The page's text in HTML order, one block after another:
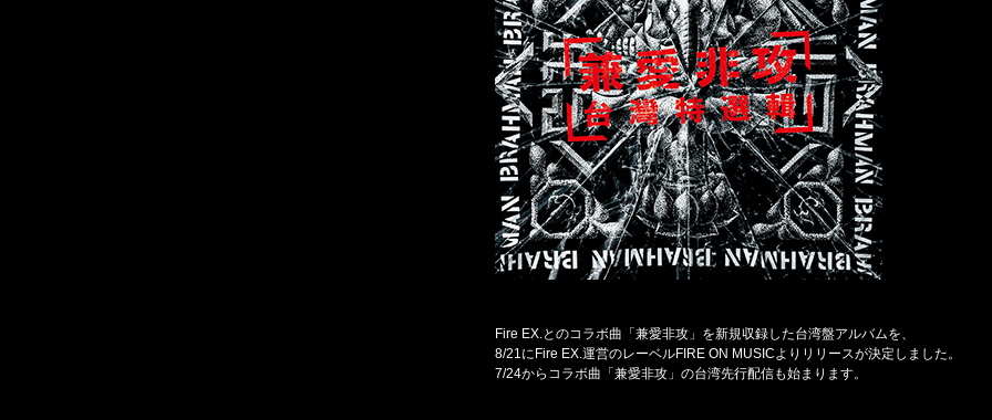
Fire EX.とのコラボ曲「兼愛非攻」を新規収録した台湾盤アルバムを、
8/21にFire EX.運営のレーベルFIRE ON MUSICよりリリースが決定しました。
7/24からコラボ曲「兼愛非攻」の台湾先行配信も始まります。